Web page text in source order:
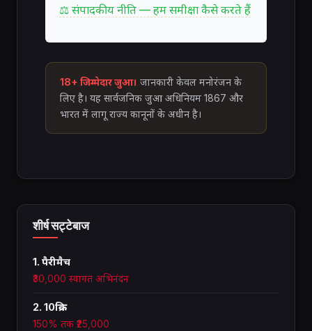
⚖ संपादकीय नीति — हम समीक्षा कैसे करते हैं
18+ जिम्मेदार जुआ। जानकारी केवल मनोरंजन के
लिए है। यह सार्वजनिक जुआ अधिनियम 1867 और
भारत में लागू राज्य कानूनों के अधीन है।
शीर्ष सट्टेबाज
1. पैरीमैच
₹30,000 स्वागत अभिनंदन
2. 10क्रिक
150% तक ₹25,000